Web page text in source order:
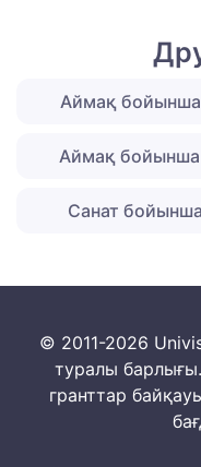
Аймақ бойынша
Аймақ бойынша
Санат бойынша
© 2011-2026
туралы
гранттар